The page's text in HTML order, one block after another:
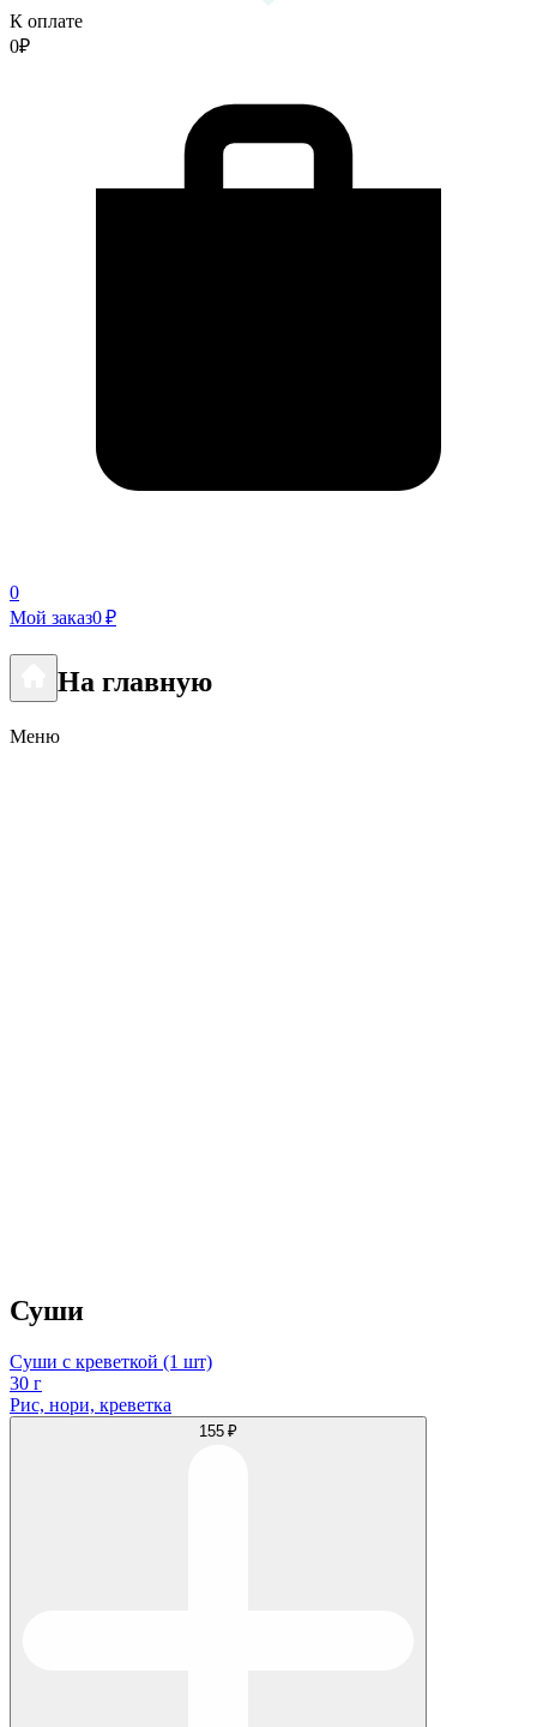
К оплате
0₽
0
Мой заказ0 ₽
На главную
Меню
Суши
Суши с креветкой (1 шт)
30 г
Рис, нори, креветка
155 ₽